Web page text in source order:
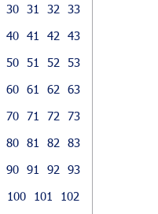
30 31 32
33
40 41 42
43
50 51 52
53
60 61 62
63
70 71 72
73
80 81 82
83
90 91 92
93
100 101
102